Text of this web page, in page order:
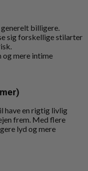
billigere.
sig forskellige stilarter
mere intime
have en rigtig livlig
frem. Med flere
lyd og mere